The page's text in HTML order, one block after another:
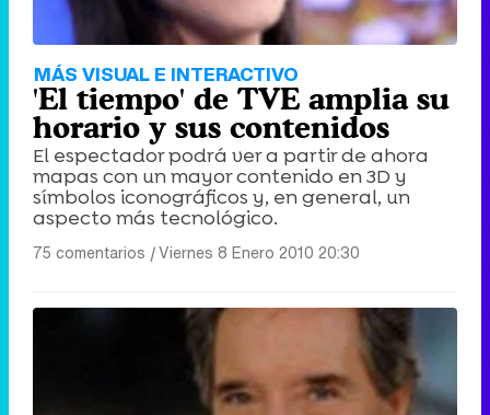
MÁS VISUAL E INTERACTIVO
'El tiempo' de TVE amplia su
horario y sus contenidos
El espectador podrá ver a partir de ahora
mapas con un mayor contenido en 3D y
símbolos iconográficos y, en general, un
aspecto más tecnológico.
75 comentarios |Viernes 8 Enero 2010 20:30